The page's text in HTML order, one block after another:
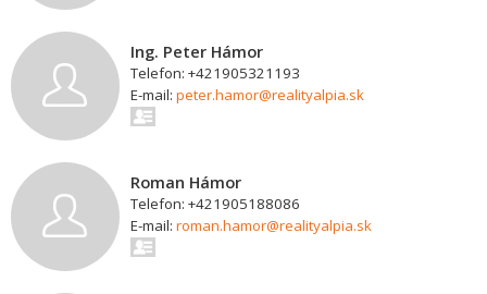
Ing. Peter Hámor
Telefon: +421905321193
E-mail: peter.hamor@realityalpia.sk
Roman Hámor
Telefon: +421905188086
E-mail: roman.hamor@realityalpia.sk